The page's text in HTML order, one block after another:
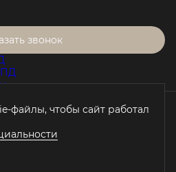
звонок
ПД
на наш.дом.рф
на данном сайте, носит
характер, не является
положениями статьи 437 ГК
файлы, чтобы сайт работал